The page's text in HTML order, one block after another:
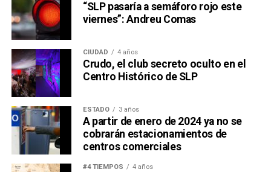
“SLP pasaría a semáforo rojo este
viernes”: Andreu Comas
CIUDAD 4 años
Crudo, el club secreto oculto en el
Centro Histórico de SLP
ESTADO 3 años
A partir de enero de 2024 ya no se
cobrarán estacionamientos de
centros comerciales
#4 TIEMPOS 4 años